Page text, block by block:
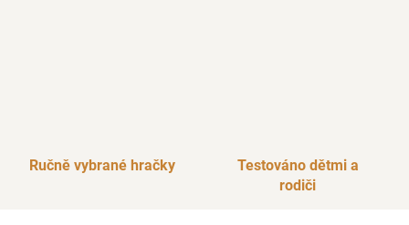
Ručně vybrané hračky
Testováno dětmi a
rodiči